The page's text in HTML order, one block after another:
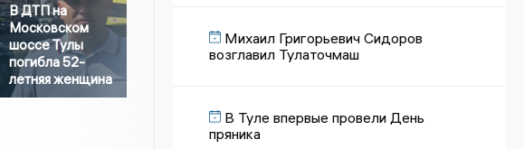
В ДТП на
Московском
шоссе Тулы
погибла 52-
летняя женщина
Михаил Григорьевич Сидоров
возглавил Тулаточмаш
В Туле впервые провели День
пряника